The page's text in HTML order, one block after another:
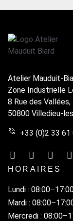
Atelier Mauduit-
Zone Industrielle
8 Rue des Vallées,
50800 Villedieu-
+33 (0)2 33 61
HORAIRES
Lundi :
Mardi :
Mercredi :